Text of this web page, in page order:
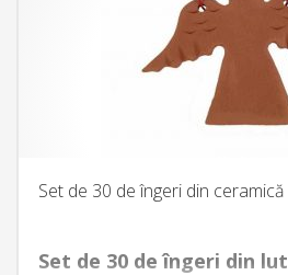
Set de 30 de îngeri din ceramică
Set de 30 de îngeri din lut